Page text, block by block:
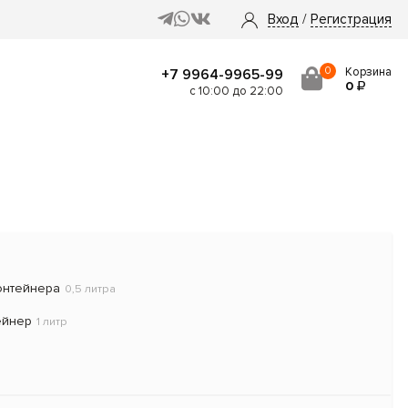
Вход / Регистрация
+7 9964-9965-99
с 10:00 до 22:00
0 Корзина
0
0,5 литра
1 литр